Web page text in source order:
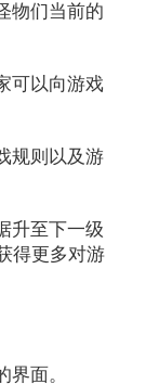
物们当前的
可以向游戏
规则以及游
升至下一级
得更多对游
面。